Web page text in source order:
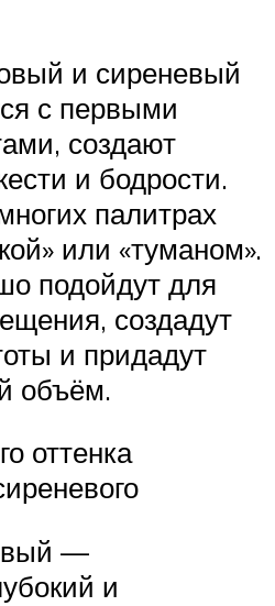
и сиреневый
с первыми
создают
и бодрости.
палитрах
или «туманом».
подойдут для
создадут
и придадут
объём.
оттенка
—
и